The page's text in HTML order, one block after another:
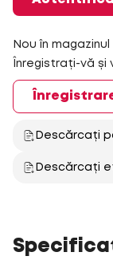
Nou în
Înregistrați-vă și
Descărcați
Descărcați